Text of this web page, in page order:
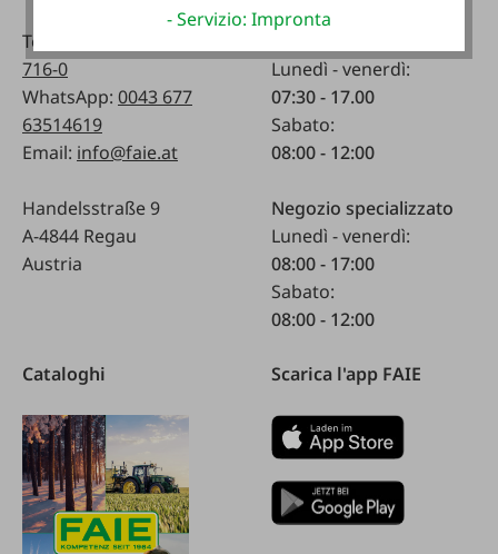
Telefono:
716-0
WhatsApp: 0043 677
63514619
Email: info@faie.at
Handelsstraße 9
A-4844 Regau
Austria
telefonicamente:
Lunedì - venerdì:
07:30 - 17.00
Sabato:
08:00 - 12:00
Negozio specializzato
Lunedì - venerdì:
08:00 - 17:00
Sabato:
08:00 - 12:00
Cataloghi Scarica l'app FAIE
- Servizio: Impronta